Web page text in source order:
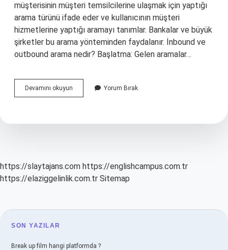
müşterisinin müşteri temsilcilerine ulaşmak için yaptığı
arama türünü ifade eder ve kullanıcının müşteri
hizmetlerine yaptığı aramayı tanımlar. Bankalar ve büyük
şirketler bu arama yönteminden faydalanır. İnbound ve
outbound arama nedir? Başlatma: Gelen aramalar…
Devamını okuyun
Ve
Demek
Yorum Bırak
https://slaytajans.com https://englishcampus.com.tr
https://elaziggelinlik.com.tr Sitemap
SIDEBAR
SON YAZILAR
Break up film hangi platformda ?